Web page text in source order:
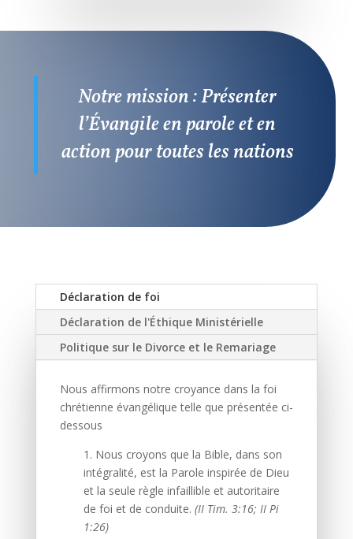
Notre mission : Présenter
l’Évangile en parole et en
action pour toutes les nations
Déclaration de foi
Déclaration de l'Éthique Ministérielle
Politique sur le Divorce et le Remariage
Nous affirmons notre croyance dans la foi
chrétienne évangélique telle que présentée ci-
dessous
1. Nous croyons que la Bible, dans son
intégralité, est la Parole inspirée de Dieu
et la seule règle infaillible et autoritaire
de foi et de conduite. (II Tim. 3:16; II Pi
1:26)